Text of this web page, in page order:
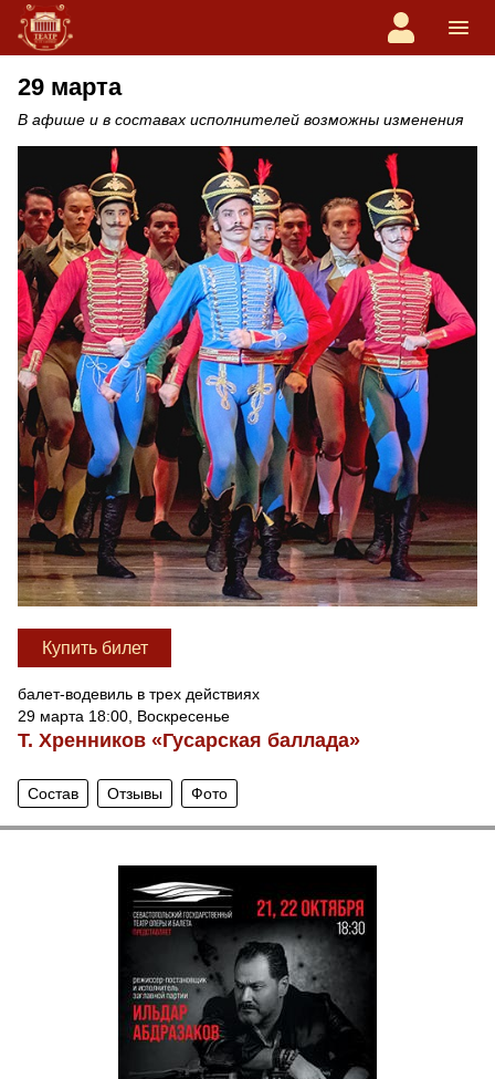
29 марта
В афише и в составах исполнителей возможны изменения
Купить билет
балет-водевиль в трех действиях
29 марта 18:00, Воскресенье
Т. Хренников «Гусарская баллада»
Состав Отзывы Фото